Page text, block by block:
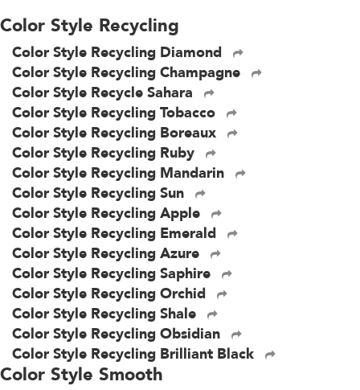
Color Style Recycling
Color Style Recycling Diamond
Color Style Recycling Champagne
Color Style Recycle Sahara
Color Style Recycling Tobacco
Color Style Recycling Boreaux
Color Style Recycling Ruby
Color Style Recycling Mandarin
Color Style Recycling Sun
Color Style Recycling Apple
Color Style Recycling Emerald
Color Style Recycling Azure
Color Style Recycling Saphire
Color Style Recycling Orchid
Color Style Recycling Shale
Color Style Recycling Obsidian
Color Style Recycling Brilliant Black
Color Style Smooth